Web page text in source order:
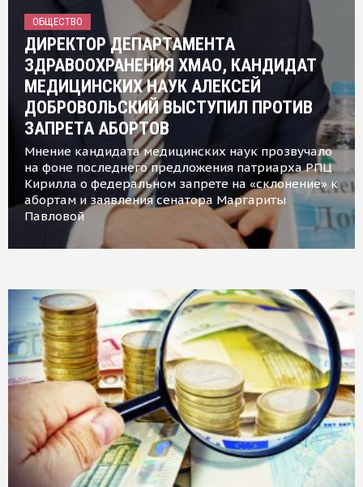
ОБЩЕСТВО
ДИРЕКТОР ДЕПАРТАМЕНТА
ЗДРАВООХРАНЕНИЯ ХМАО, КАНДИДАТ
МЕДИЦИНСКИХ НАУК АЛЕКСЕЙ
ДОБРОВОЛЬСКИЙ ВЫСТУПИЛ ПРОТИВ
ЗАПРЕТА АБОРТОВ
Мнение кандидата медицинских наук прозвучало
на фоне последнего предложения патриарха РПЦ
Кирилла о федеральном запрете на «склонение» к
абортам и заявления сенатора Маргариты
Павловой